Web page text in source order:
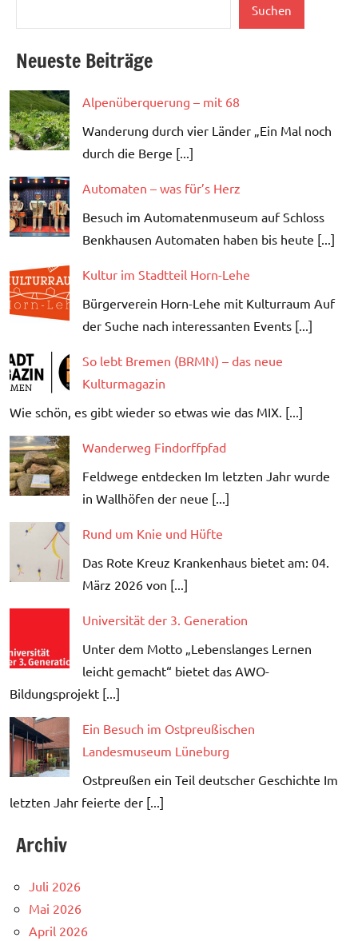
Suchen
Neueste Beiträge
Alpenüberquerung – mit 68
Wanderung durch vier Länder „Ein Mal noch
durch die Berge [...]
Automaten – was für’s Herz
Besuch im Automatenmuseum auf Schloss
Benkhausen Automaten haben bis heute [...]
Kultur im Stadtteil Horn-Lehe
Bürgerverein Horn-Lehe mit Kulturraum Auf
der Suche nach interessanten Events [...]
So lebt Bremen (BRMN) – das neue
Kulturmagazin
Wie schön, es gibt wieder so etwas wie das MIX. [...]
Wanderweg Findorffpfad
Feldwege entdecken Im letzten Jahr wurde
in Wallhöfen der neue [...]
Rund um Knie und Hüfte
Das Rote Kreuz Krankenhaus bietet am: 04.
März 2026 von [...]
Universität der 3. Generation
Unter dem Motto „Lebenslanges Lernen
leicht gemacht“ bietet das AWO-
Bildungsprojekt [...]
Ein Besuch im Ostpreußischen
Landesmuseum Lüneburg
Ostpreußen ein Teil deutscher Geschichte Im
letzten Jahr feierte der [...]
Archiv
Juli 2026
Mai 2026
April 2026